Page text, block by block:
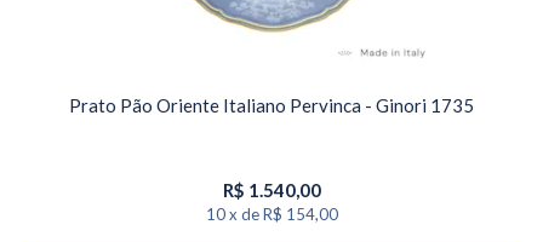
Prato Pão Oriente Italiano Pervinca - Ginori 1735
R$ 1.540,00
10 x de R$ 154,00